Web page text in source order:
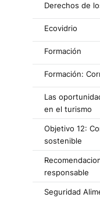
Derechos de
Ecovidrio
Formación
Formación:
Las
en el turismo
Objetivo 12:
sostenible
responsable
Seguridad